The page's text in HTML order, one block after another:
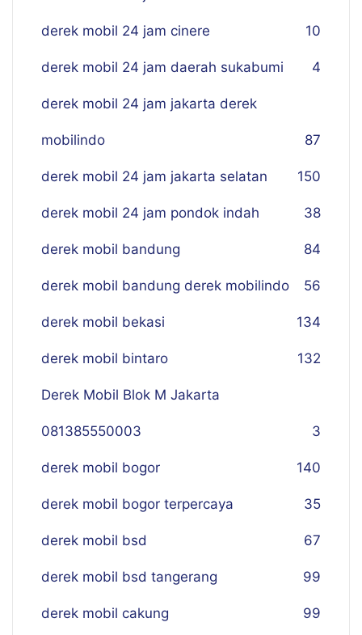
derek mobil 24 jam cinere 10
derek mobil 24 jam daerah sukabumi 4
derek mobil 24 jam jakarta derek
mobilindo 87
derek mobil 24 jam jakarta selatan 150
derek mobil 24 jam pondok indah 38
derek mobil bandung 84
derek mobil bandung derek mobilindo 56
derek mobil bekasi 134
derek mobil bintaro 132
Derek Mobil Blok M Jakarta
081385550003 3
derek mobil bogor 140
derek mobil bogor terpercaya 35
derek mobil bsd 67
derek mobil bsd tangerang 99
derek mobil cakung 99